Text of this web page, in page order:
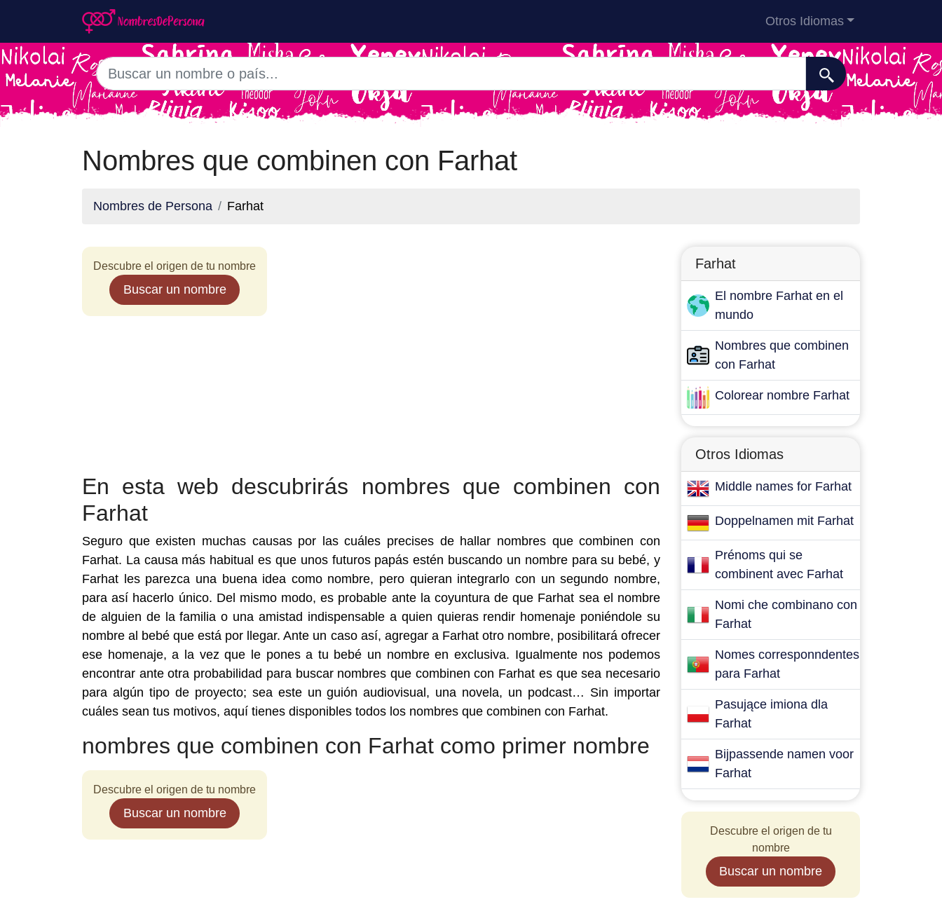
Otros Idiomas
Nombres que combinen con Farhat
Nombres de Persona Farhat
Descubre el origen de tu nombre
Buscar un nombre
En esta web descubrirás nombres que combinen con
Farhat
Seguro que existen muchas causas por las cuáles precises de hallar nombres que combinen con
Farhat. La causa más habitual es que unos futuros papás estén buscando un nombre para su bebé, y
Farhat les parezca una buena idea como nombre, pero quieran integrarlo con un segundo nombre,
para así hacerlo único. Del mismo modo, es probable ante la coyuntura de que Farhat sea el nombre
de alguien de la familia o una amistad indispensable a quien quieras rendir homenaje poniéndole su
nombre al bebé que está por llegar. Ante un caso así, agregar a Farhat otro nombre, posibilitará ofrecer
ese homenaje, a la vez que le pones a tu bebé un nombre en exclusiva. Igualmente nos podemos
encontrar ante otra probabilidad para buscar nombres que combinen con Farhat es que sea necesario
para algún tipo de proyecto; sea este un guión audiovisual, una novela, un podcast… Sin importar
cuáles sean tus motivos, aquí tienes disponibles todos los nombres que combinen con Farhat.
nombres que combinen con Farhat como primer nombre
Descubre el origen de tu nombre
Buscar un nombre
Farhat
El nombre Farhat en el
mundo
Nombres que combinen
con Farhat
Colorear nombre Farhat
Otros Idiomas
Middle names for Farhat
Doppelnamen mit Farhat
Prénoms qui se
combinent avec Farhat
Nomi che combinano con
Farhat
Nomes corresponndentes
para Farhat
Pasujące imiona dla
Farhat
Bijpassende namen voor
Farhat
Descubre el origen de tu
nombre
Buscar un nombre